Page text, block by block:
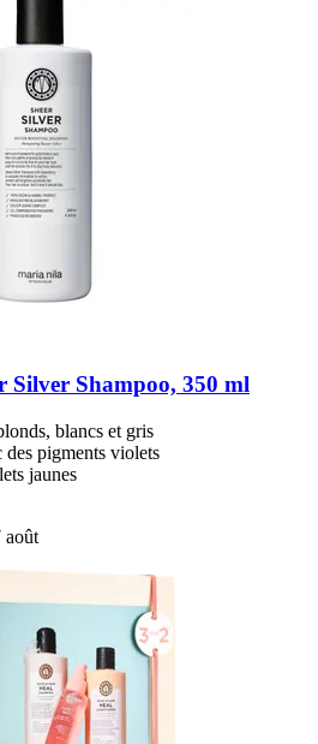
Silver Shampoo, 350 ml
blancs et gris
des pigments violets
jaunes
août